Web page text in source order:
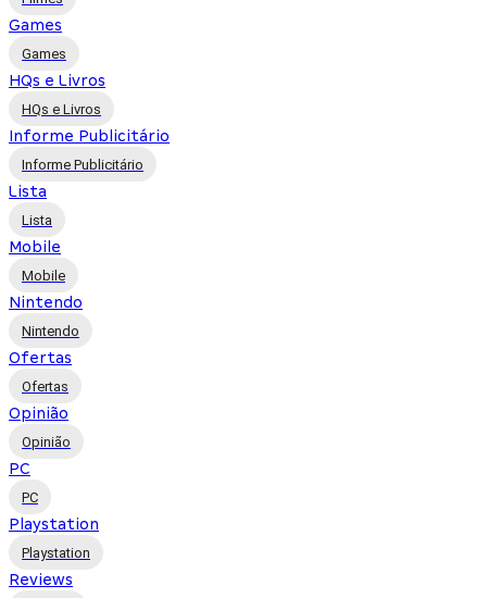
Games
Games
HQs e Livros
HQs e Livros
Informe Publicitário
Informe Publicitário
Lista
Lista
Mobile
Mobile
Nintendo
Nintendo
Ofertas
Ofertas
Opinião
Opinião
PC
PC
Playstation
Playstation
Reviews